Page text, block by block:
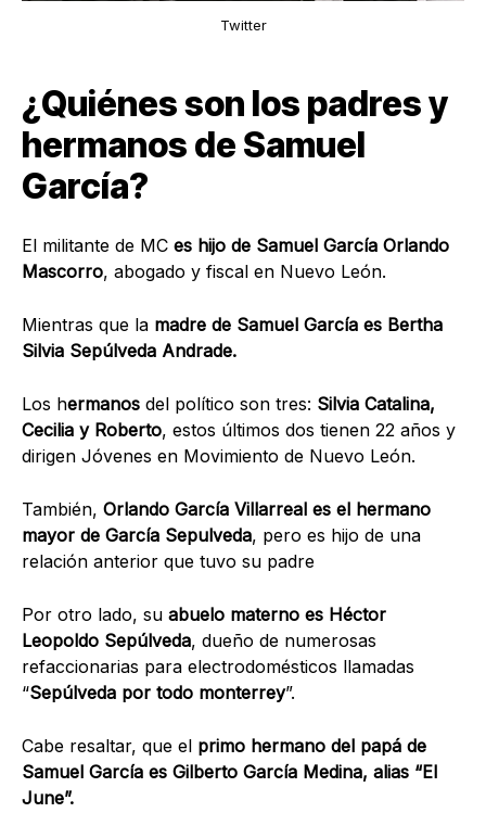
Twitter
¿Quiénes son los padres y
hermanos de Samuel
García?
El militante de MC es hijo de Samuel García Orlando
Mascorro, abogado y fiscal en Nuevo León.
Mientras que la madre de Samuel García es Bertha
Silvia Sepúlveda Andrade.
Los hermanos del político son tres: Silvia Catalina,
Cecilia y Roberto, estos últimos dos tienen 22 años y
dirigen Jóvenes en Movimiento de Nuevo León.
También, Orlando García Villarreal es el hermano
mayor de García Sepulveda, pero es hijo de una
relación anterior que tuvo su padre
Por otro lado, su abuelo materno es Héctor
Leopoldo Sepúlveda, dueño de numerosas
refaccionarias para electrodomésticos llamadas
“Sepúlveda por todo monterrey”.
Cabe resaltar, que el primo hermano del papá de
Samuel García es Gilberto García Medina, alias “El
June”.